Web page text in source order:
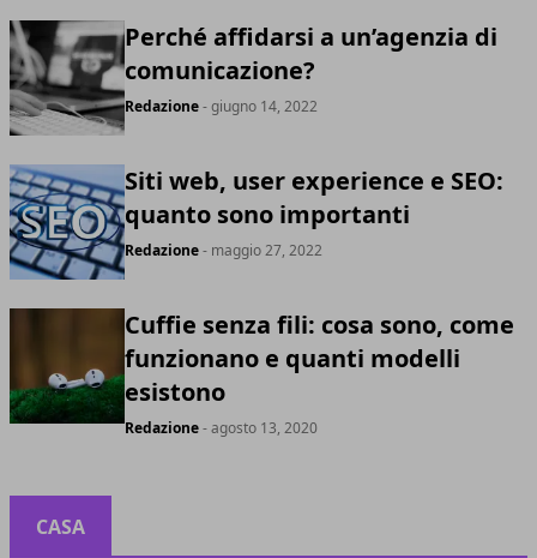
Perché affidarsi a un’agenzia di
comunicazione?
Redazione- giugno 14, 2022
Siti web, user experience e SEO:
quanto sono importanti
Redazione- maggio 27, 2022
Cuffie senza fili: cosa sono, come
funzionano e quanti modelli
esistono
Redazione- agosto 13, 2020
CASA